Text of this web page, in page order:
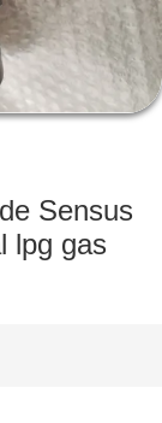
Sensus
lpg gas